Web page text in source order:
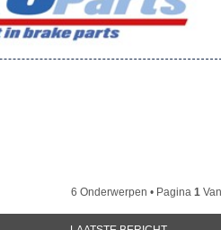
6 Onderwerpen • Pagina 1 Van